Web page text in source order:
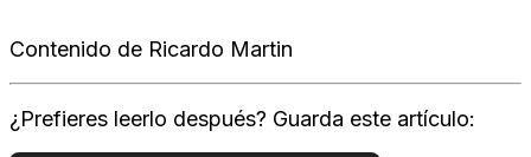
Contenido de Ricardo Martin
¿Prefieres leerlo después? Guarda este artículo: